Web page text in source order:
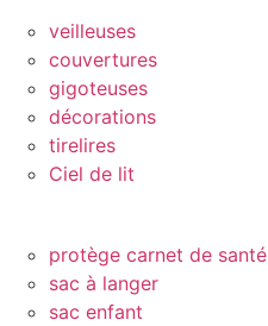
veilleuses
couvertures
gigoteuses
décorations
tirelires
Ciel de lit
protège carnet de santé
sac à langer
sac enfant